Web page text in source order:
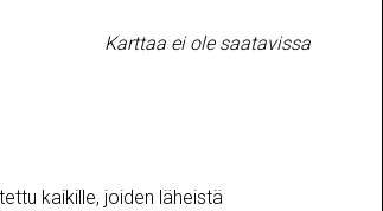
Karttaa ei ole saatavissa
kaikille, joiden läheistä